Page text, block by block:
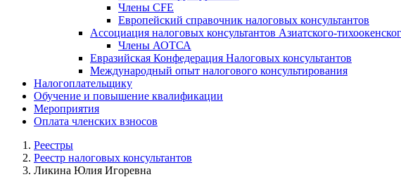
Члены CFE
Европейский справочник налоговых консультантов
Ассоциация налоговых консультантов Азиатского-
Члены АОТСА
Евразийская Конфедерация Налоговых консультантов
Международный опыт налогового консультирования
Налогоплательщику
Обучение и повышение квалификации
Мероприятия
Оплата членских взносов
Реестры
Реестр налоговых консультантов
Ликина Юлия Игоревна